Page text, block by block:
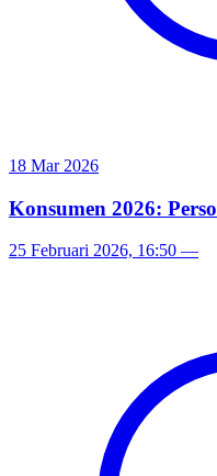
18 Mar 2026
Konsumen 2026:
25 Februari 2026, 16:50 —